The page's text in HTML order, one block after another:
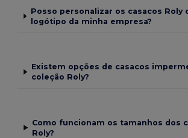
Posso personalizar os casacos Roly
logótipo da minha empresa?
Existem opções de casacos
coleção Roly?
Como funcionam os tamanhos dos
Roly?